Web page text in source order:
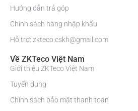
Hướng dẫn trả góp
Chính sách hàng nhập khẩu
Hỗ trợ: zkteco.cskh@gmail.com
Về ZKTeco Việt Nam
Giới thiệu ZKTeco Việt Nam
Tuyển dụng
Chính sách bảo mật thanh toán